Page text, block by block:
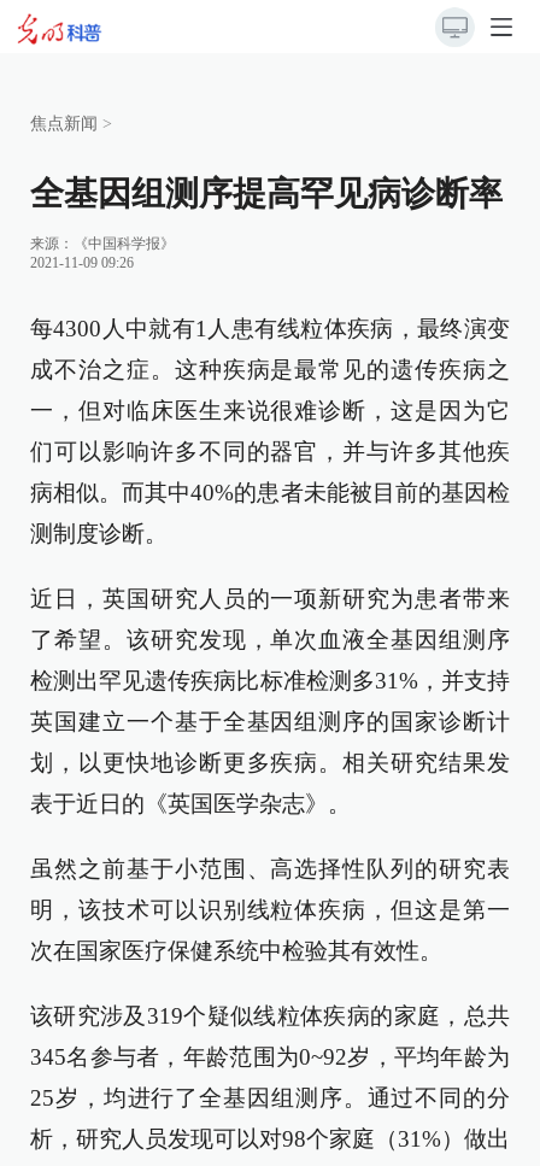
焦点新闻 >
全基因组测序提高罕见病诊断率
来源：
《中国科学报》
2021-11-09 09:26
每4300人中就有1人患有线粒体疾病，最终演变
成不治之症。这种疾病是最常见的遗传疾病之
一，但对临床医生来说很难诊断，这是因为它
们可以影响许多不同的器官，并与许多其他疾
病相似。而其中40%的患者未能被目前的基因检
测制度诊断。
近日，英国研究人员的一项新研究为患者带来
了希望。该研究发现，单次血液全基因组测序
检测出罕见遗传疾病比标准检测多31%，并支持
英国建立一个基于全基因组测序的国家诊断计
划，以更快地诊断更多疾病。相关研究结果发
表于近日的《英国医学杂志》。
虽然之前基于小范围、高选择性队列的研究表
明，该技术可以识别线粒体疾病，但这是第一
次在国家医疗保健系统中检验其有效性。
该研究涉及319个疑似线粒体疾病的家庭，总共
345名参与者，年龄范围为0~92岁，平均年龄为
25岁，均进行了全基因组测序。通过不同的分
析，研究人员发现可以对98个家庭（31%）做出